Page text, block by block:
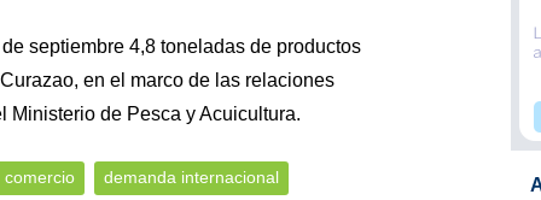
septiembre 4,8 toneladas de productos
en el marco de las relaciones
de Pesca y Acuicultura.
comercio demanda internacional